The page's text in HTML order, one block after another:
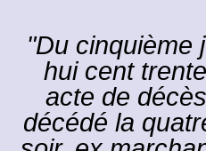
"Du cinquième
hui cent
acte de
décédé la